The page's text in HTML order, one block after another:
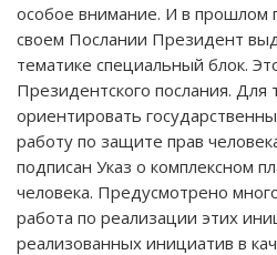
особое внимание. И в прошлом
своем Послании Президент
тематике специальный блок.
Президентского послания. Для
ориентировать
работу по защите прав
подписан Указ о комплексном
человека. Предусмотрено
работа по реализации этих
реализованных инициатив в